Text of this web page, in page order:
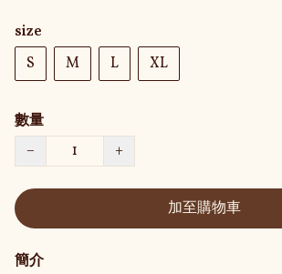
size
S
M L XL
數量
−
+
加至購物車
簡介